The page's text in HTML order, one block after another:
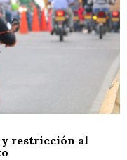
restricción al